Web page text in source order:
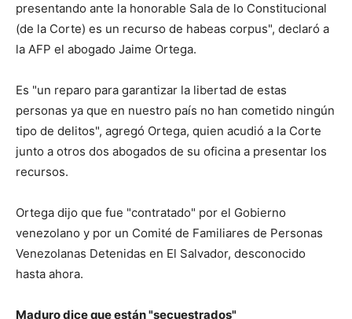
presentando ante la honorable Sala de lo Constitucional
(de la Corte) es un recurso de habeas corpus", declaró a
la AFP el abogado Jaime Ortega.
Es "un reparo para garantizar la libertad de estas
personas ya que en nuestro país no han cometido ningún
tipo de delitos", agregó Ortega, quien acudió a la Corte
junto a otros dos abogados de su oficina a presentar los
recursos.
Ortega dijo que fue "contratado" por el Gobierno
venezolano y por un Comité de Familiares de Personas
Venezolanas Detenidas en El Salvador, desconocido
hasta ahora.
Maduro dice que están "secuestrados"